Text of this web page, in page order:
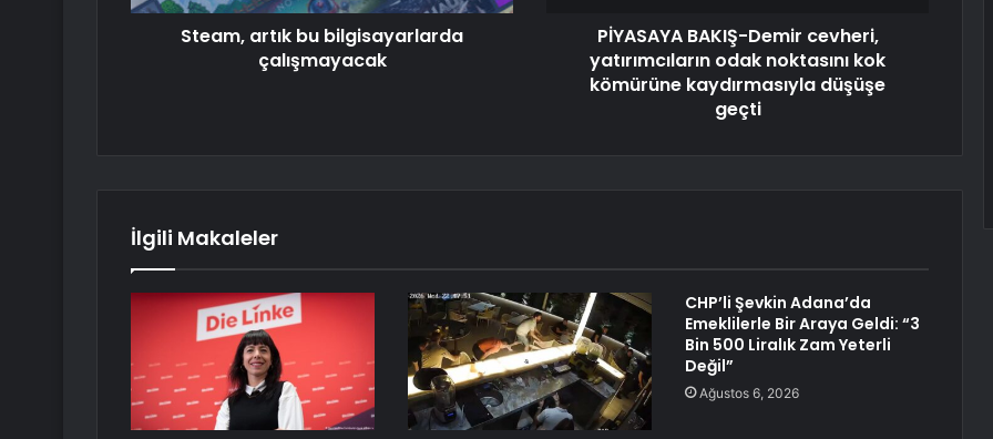
Steam, artık bu bilgisayarlarda
çalışmayacak
PİYASAYA BAKIŞ-Demir cevheri,
yatırımcıların odak noktasını kok
kömürüne kaydırmasıyla düşüşe
geçti
İlgili Makaleler
CHP’li Şevkin Adana’da
Emeklilerle Bir Araya Geldi: “3
Bin 500 Liralık Zam Yeterli
Değil”
Ağustos 6, 2026